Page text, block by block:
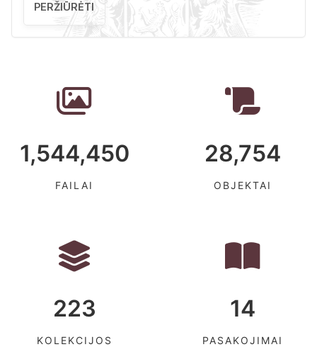
PERŽIŪRĖTI
1,544,450
FAILAI
28,754
OBJEKTAI
223
KOLEKCIJOS
14
PASAKOJIMAI